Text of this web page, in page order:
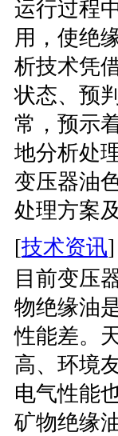
运行过程
用，使绝
析技术凭
状态、预
常，预示
地分析处
变压器油
处理方案
[技术资讯]
目前变压
物绝缘油
性能差。
高、环境
电气性能
矿物绝缘